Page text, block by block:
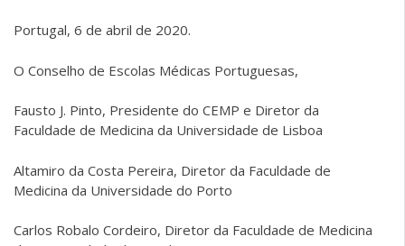
Portugal, 6 de abril de 2020.
O Conselho de Escolas Médicas Portuguesas,
Fausto J. Pinto, Presidente do CEMP e Diretor da
Faculdade de Medicina da Universidade de Lisboa
Altamiro da Costa Pereira, Diretor da Faculdade de
Medicina da Universidade do Porto
Carlos Robalo Cordeiro, Diretor da Faculdade de Medicina